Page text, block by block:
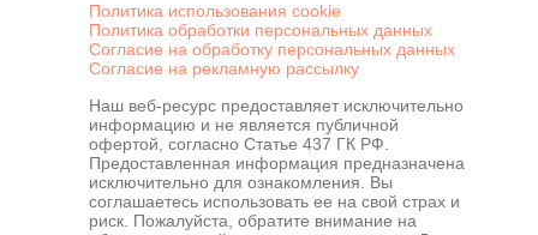
Политика использования cookie
Политика обработки персональных данных
Согласие на обработку персональных данных
Согласие на рекламную рассылку
Наш веб-ресурс предоставляет исключительно
информацию и не является публичной
офертой, согласно Статье 437 ГК РФ.
Предоставленная информация предназначена
исключительно для ознакомления. Вы
соглашаетесь использовать ее на свой страх и
риск. Пожалуйста, обратите внимание на